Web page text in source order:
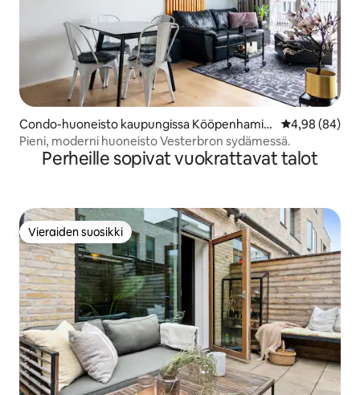
Condo-huoneisto kaupungissa Kööpenhamin
a
4,98 (84)
Pieni, moderni huoneisto Vesterbron sydämessä.
Perheille sopivat vuokrattavat talot
Vieraiden suosikki
Vieraiden suosikki